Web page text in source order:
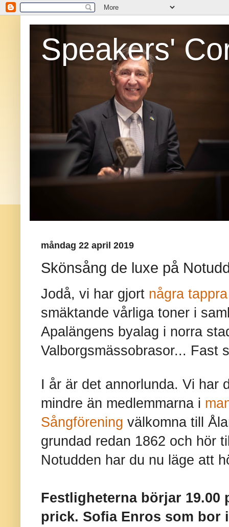
Speakers'
måndag 22 april 2019
Skönsång de luxe på
Jodå, vi har gjort några
smäktande vårliga toner i
Apalängens byalag i norra
Valborgsmässobrasor... Fast
I år är det annorlunda. Vi har
mindre än medlemmarna i
Sångförening välkomna till
grundad redan 1862 och hör
Notudden har du nu läge att
Festligheterna börjar 19.00
prick. Sofia Enros som bor